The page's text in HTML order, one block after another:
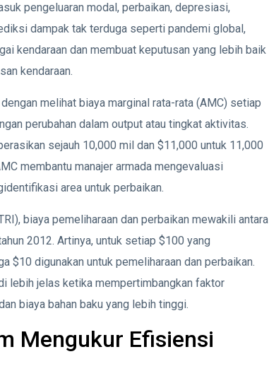
pengeluaran modal, perbaikan, depresiasi,
dampak tak terduga seperti pandemi global,
kendaraan dan membuat keputusan yang lebih baik
kendaraan.
melihat biaya marginal rata-rata (AMC) setiap
perubahan dalam output atau tingkat aktivitas.
sejauh 10,000 mil dan $11,000 untuk 11,000
membantu manajer armada mengevaluasi
area untuk perbaikan.
biaya pemeliharaan dan perbaikan mewakili antara
2012. Artinya, untuk setiap $100 yang
$10 digunakan untuk pemeliharaan dan perbaikan.
lebih jelas ketika mempertimbangkan faktor
biaya bahan baku yang lebih tinggi.
Mengukur Efisiensi